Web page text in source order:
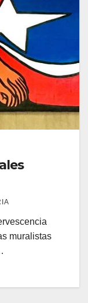
muralistas